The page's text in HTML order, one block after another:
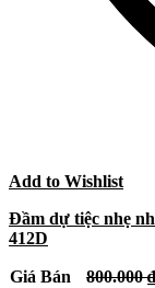
Add to Wishlist
Đầm dự tiệc nhẹ
412D
Giá Bán 800.000₫